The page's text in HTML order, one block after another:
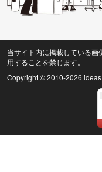
当サイト内に掲載している
用することを禁じます。
Copyright © 2010-2026